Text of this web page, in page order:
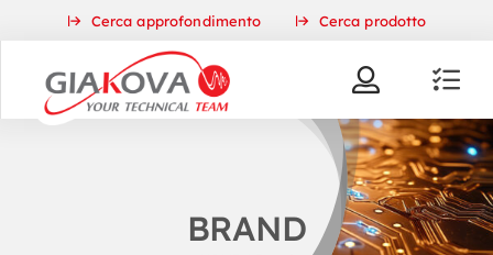
content
Cerca approfondimento Cerca prodotto
BRAND